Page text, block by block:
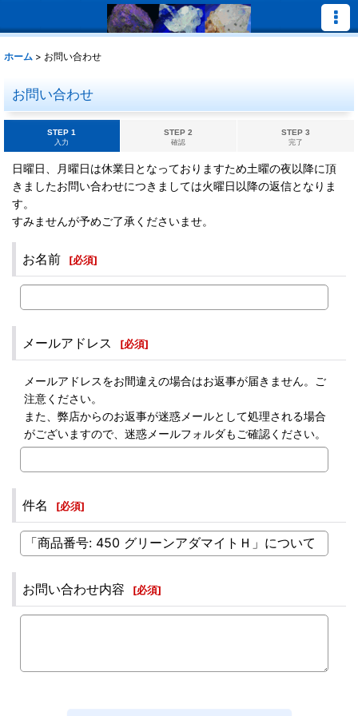
ホーム > お問い合わせ
お問い合わせ
STEP 1
入力
STEP 2
確認
STEP 3
完了
日曜日、月曜日は休業日となっておりますため土曜の夜以降に頂
きましたお問い合わせにつきましては火曜日以降の返信となりま
す。
すみませんが予めご了承くださいませ。
お名前 [必須]
メールアドレス [必須]
メールアドレスをお間違えの場合はお返事が届きません。ご
注意ください。
また、弊店からのお返事が迷惑メールとして処理される場合
がございますので、迷惑メールフォルダもご確認ください。
件名 [必須]
お問い合わせ内容 [必須]